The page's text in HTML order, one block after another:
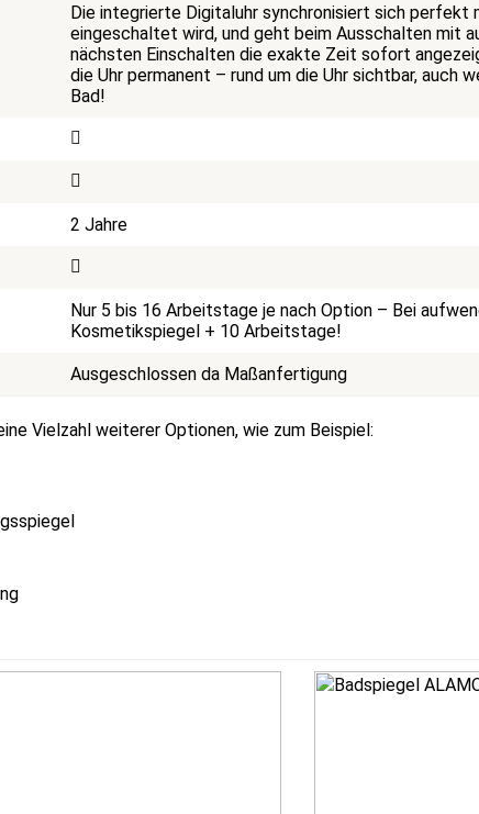
Die integrierte Digitaluhr synchronisiert sich
eingeschaltet wird, und geht beim Ausschalten mit
nächsten Einschalten die exakte Zeit sofort
die Uhr permanent – rund um die Uhr sichtbar, auch
Bad!
2 Jahre
Nur 5 bis 16 Arbeitstage je nach Option – Bei
Kosmetikspiegel + 10 Arbeitstage!
Ausgeschlossen da Maßanfertigung
Vielzahl weiterer Optionen, wie zum Beispiel: